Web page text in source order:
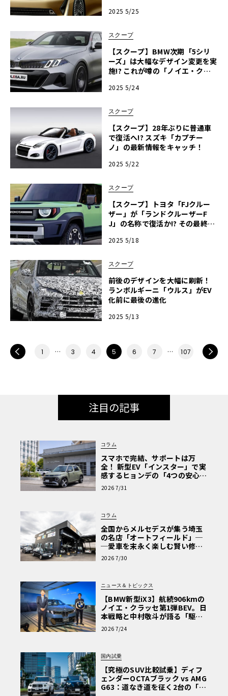
2025 5/25
スクープ
【スクープ】BMW次期「5シリ
ーズ」は大幅なデザイン変更を実
施!? これが噂の「ノイエ・クラ
2025 5/24
スクープ
【スクープ】28年ぶりに普通車
で復活へ!? スズキ「カプチー
ノ」の最新情報をキャッチ！
2025 5/22
スクープ
【スクープ】トヨタ「FJクルー
ザー」が「ランドクルーザーF
J」の名称で復活か!? その最終デ
2025 5/18
スクープ
前後のデザインを大幅に刷新！
ランボルギーニ「ウルス」がEV
化前に最後の進化
2025 5/13
PREV1 … 3 4 5 6 7 … 107
NEXT
注目の記事
コラム
スマホで完結、サポートは万
全！ 新型EV「インスター」で実
感するヒョンデの「4つの安心」
【第1回・ヒョンデ6つの疑問：
Why? Hyundai?】〈PR〉
2026 7/31
コラム
全国からメルセデスが集う埼玉
の名店「オートフィールド」─
─愛車を末永く楽しむ賢い修理
術と、プロがフックス製オイル
を選ぶ理由〈PR〉
2026 7/30
ニュース＆トピックス
【BMW新型iX3】航続906kmの
ノイエ・クラッセ第1弾BEV。日
本戦略と中村敬斗が語る「駆け
ぬける歓び」
2026 7/24
国内試乗
【究極のSUV比較試乗】ディフ
ェンダーOCTAブラック vs AMG
G63：道なき道を征く2台の「対